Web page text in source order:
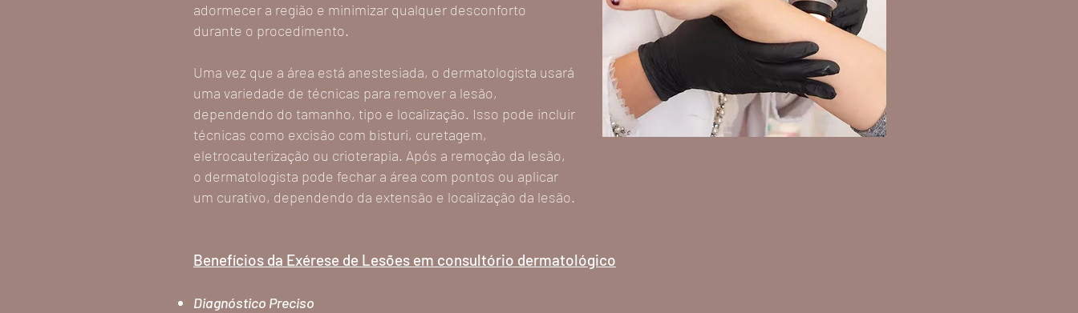
adormecer a região e minimizar qualquer desconforto
durante o procedimento.
Uma vez que a área está anestesiada, o dermatologista usará
uma variedade de técnicas para remover a lesão,
dependendo do tamanho, tipo e localização. Isso pode incluir
técnicas como excisão com bisturi, curetagem,
eletrocauterização ou crioterapia. Após a remoção da lesão,
o dermatologista pode fechar a área com pontos ou aplicar
um curativo, dependendo da extensão e localização da lesão.
Benefícios da Exérese de Lesões em consultório dermatológico
Diagnóstico Preciso